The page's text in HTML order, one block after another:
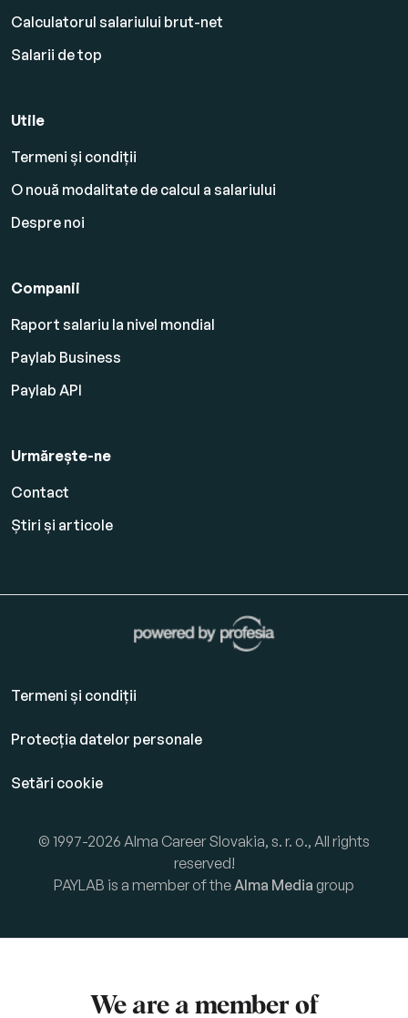
Calculatorul salariului brut-net
Salarii de top
Utile
Termeni și condiții
O nouă modalitate de calcul a salariului
Despre noi
Companii
Raport salariu la nivel mondial
Paylab Business
Paylab API
Urmărește-ne
Contact
Știri și articole
Termeni și condiții
Protecția datelor personale
Setări cookie
© 1997-2026 Alma Career Slovakia, s. r. o., All rights
reserved!
PAYLAB is a member of theAlma Media group
We are a member of